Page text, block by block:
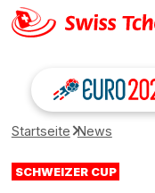
Startseite News
SCHWEIZER CUP